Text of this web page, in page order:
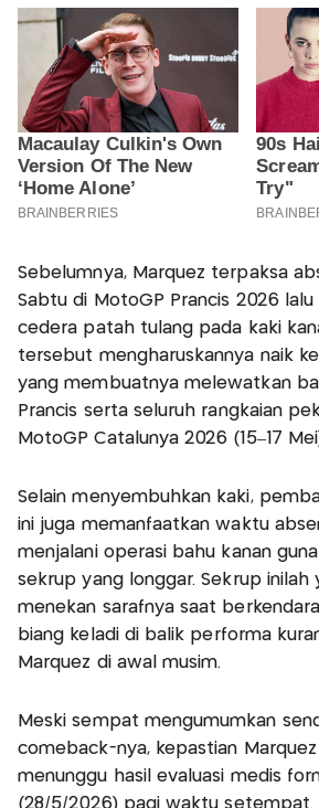
Sebelumnya, Marquez terpaksa
Sabtu di MotoGP Prancis 2026
cedera patah tulang pada kaki
tersebut mengharuskannya naik
yang membuatnya melewatkan
Prancis serta seluruh rangkaian
MotoGP Catalunya 2026 (15–17
Selain menyembuhkan kaki,
ini juga memanfaatkan waktu
menjalani operasi bahu kanan
sekrup yang longgar. Sekrup inilah
menekan sarafnya saat
biang keladi di balik performa
Marquez di awal musim.
Meski sempat mengumumkan
comeback-nya, kepastian
menunggu hasil evaluasi medis
(28/5/2026) pagi waktu setempat.